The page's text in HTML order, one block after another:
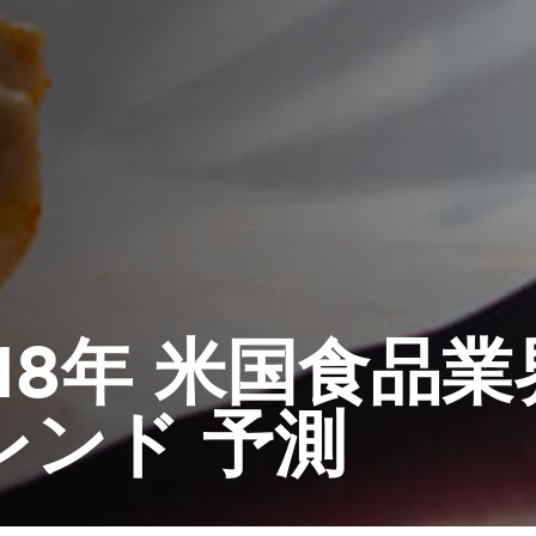
年 米国食品業
ンド 予測